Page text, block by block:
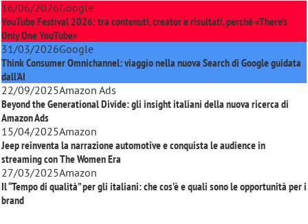
16/06/2026Google
YouTube Festival 2026: tra contenuti, creator e risultati, perché «There’s
Only One YouTube»
31/03/2026Google
Think Consumer Omnichannel: viaggio nella nuova Search di Google guidata
dall'AI
22/09/2025Amazon Ads
Beyond the Generational Divide: gli insight italiani della nuova ricerca di
Amazon Ads
15/04/2025Amazon
Jeep reinventa la narrazione automotive e conquista le audience in
streaming conThe Women Era
27/03/2025Amazon
Il “Tempo di qualità” per gli italiani: che cos’è e quali sono le opportunità per i
brand